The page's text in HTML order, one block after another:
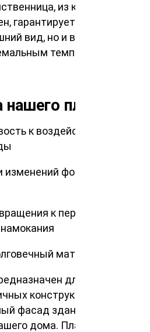
из которой
гарантирует не только
вид, но и впечатляющую
температурам и
планкена:
к воздействию
формы со
к первоначальному
материал
для
конструкциях: будь то
фасад здания или уютная
дома. Планкен